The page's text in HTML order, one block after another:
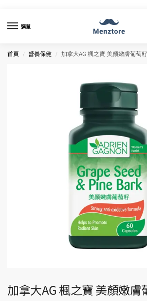
選單
首頁 / 營養保健 / 加拿大AG 楓之寶 美顏嫩膚葡萄籽
加拿大AG 楓之寶 美顏嫩膚